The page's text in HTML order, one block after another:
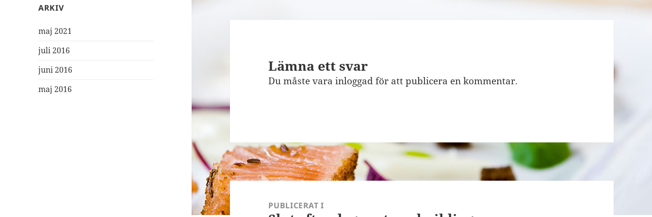
ARKIV
maj 2021
juli 2016
juni 2016
maj 2016
Lämna ett svar
Du måste varainloggadför att publicera en kommentar.
Inläggsnavigering
PUBLICERAT I